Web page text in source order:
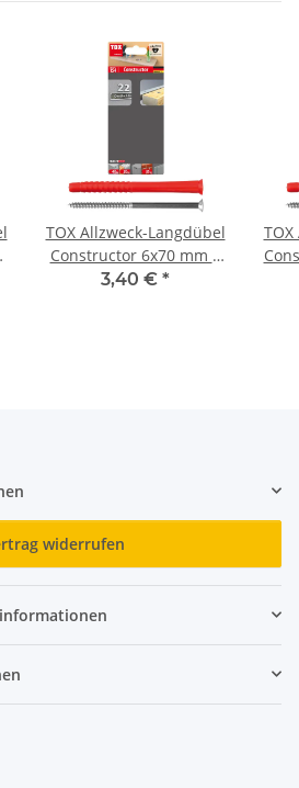
TOX Allzweck-Langdübel
Constructor 6x70 mm +
Schraube
3,40 € *
widerrufen